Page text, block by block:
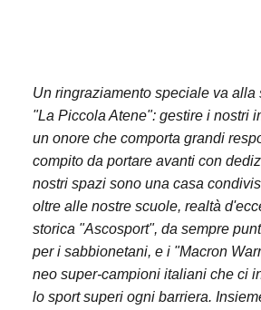
Un ringraziamento speciale va alla
"La Piccola Atene": gestire i nostri
un onore che comporta grandi
compito da portare avanti con
nostri spazi sono una casa
oltre alle nostre scuole, realtà
storica "Ascosport", da sempre
per i sabbionetani, e i "Macron
neo super-campioni italiani che ci
lo sport superi ogni barriera.